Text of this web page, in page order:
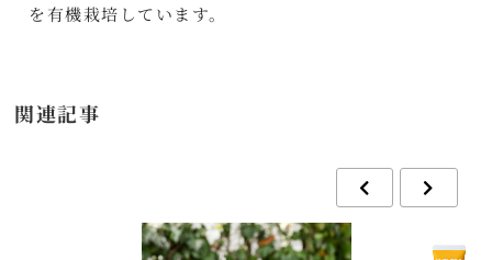
を有機栽培しています。
関連記事